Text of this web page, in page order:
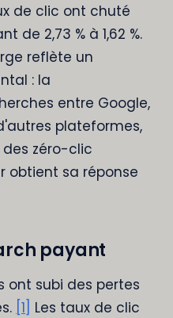
de clic ont chuté
de 2,73 % à 1,62 %.
reflète un
: la
entre Google,
plateformes,
zéro-clic
obtient sa réponse
payant
ont subi des pertes
[1] Les taux de clic